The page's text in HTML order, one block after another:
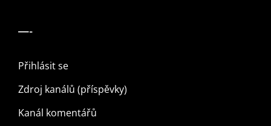
—-
Přihlásit se
Zdroj kanálů (příspěvky)
Kanál komentářů